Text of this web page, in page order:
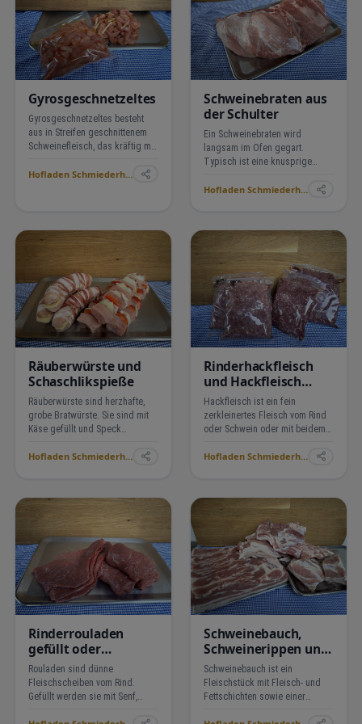
Gyrosgeschnetzeltes
Gyrosgeschnetzeltes besteht
aus in Streifen geschnittenem
Schweinefleisch, das kräftig mit
gewürzt und mit Zwiebelstreifen
Hofladen Schmiederhof Langenhard ›
Schweinebraten aus
der Schulter
Ein Schweinebraten wird
langsam im Ofen gegart.
Typisch ist eine knusprige
Fleisch innen. Serviert wird
Sauerkraut und einer kräftigen
Hofladen Schmiederhof Langenhard ›
Räuberwürste und
Schaschlikspieße
Räuberwürste sind herzhafte,
grobe Bratwürste. Sie sind mit
Käse gefüllt und Speck
kräftig im Geschmack macht.
bestehen aus gewürfe…
Hofladen Schmiederhof Langenhard ›
Rinderhackfleisch
und Hackfleisch
gemischt
Hackfleisch ist ein fein
zerkleinertes Fleisch vom Rind
oder Schwein oder mit beidem
vielseitig zum Braten, Schmoren
auf und bleibt saft…
Hofladen Schmiederhof Langenhard ›
Rinderrouladen
gefüllt oder
ungefüllt
Rouladen sind dünne
Fleischscheiben vom Rind.
Gefüllt werden sie mit Senf,
Schweinebauch,
Schweinerippen und
Eisbein natur oder
gesalzen
Schweinebauch ist ein
Fleischstück mit Fleisch- und
Fettschichten sowie einer